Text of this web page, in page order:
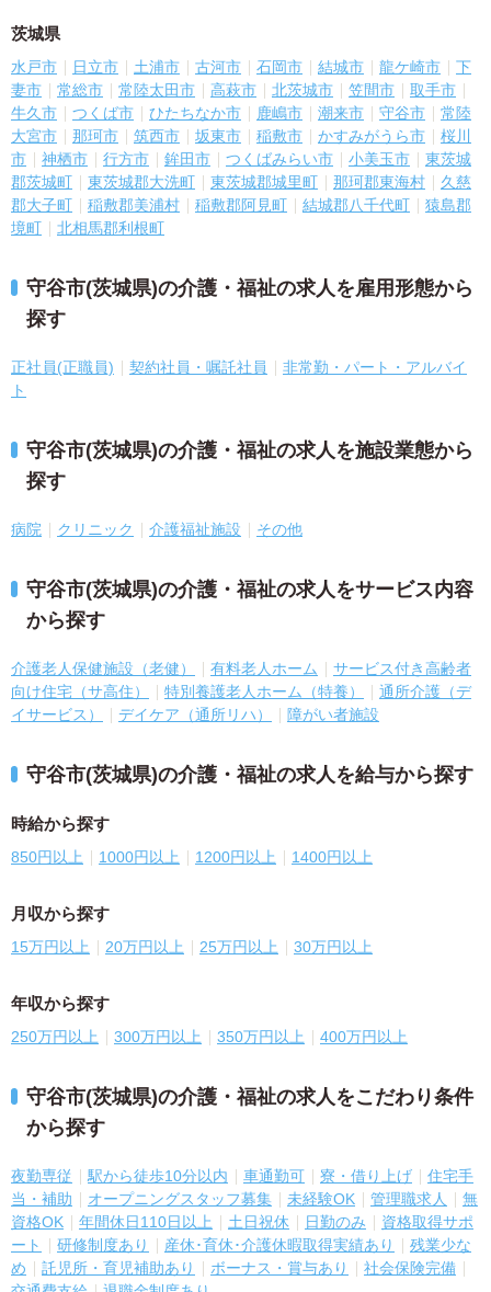
茨城県
水戸市 日立市 土浦市 古河市 石岡市 結城市 龍ケ崎市
下
妻市
常総市 常陸太田市 高萩市 北茨城市 笠間市
取手市
牛久市
つくば市 ひたちなか市 鹿嶋市 潮来市 守谷市
常陸
大宮市
那珂市 筑西市 坂東市 稲敷市 かすみがうら市
桜川
市
神栖市 行方市 鉾田市 つくばみらい市 小美玉市
東茨城
郡茨城町
東茨城郡大洗町 東茨城郡城里町 那珂郡東海村
久慈
郡大子町
稲敷郡美浦村 稲敷郡阿見町 結城郡八千代町
猿島郡
境町
北相馬郡利根町
守谷市(茨城県)の介護・福祉の求人を雇用形態から
探す
正社員(正職員) 契約社員・嘱託社員
非常勤・パート・アルバイ
ト
守谷市(茨城県)の介護・福祉の求人を施設業態から
探す
病院 クリニック 介護福祉施設 その他
守谷市(茨城県)の介護・福祉の求人をサービス内容
から探す
介護老人保健施設（老健） 有料老人ホーム
サービス付き高齢者
向け住宅（サ高住）
特別養護老人ホーム（特養）
通所介護（デ
イサービス）
デイケア（通所リハ） 障がい者施設
守谷市(茨城県)の介護・福祉の求人を給与から探す
時給から探す
850円以上 1000円以上 1200円以上 1400円以上
月収から探す
15万円以上 20万円以上 25万円以上 30万円以上
年収から探す
250万円以上 300万円以上 350万円以上 400万円以上
守谷市(茨城県)の介護・福祉の求人をこだわり条件
から探す
夜勤専従 駅から徒歩10分以内 車通勤可 寮・借り上げ
住宅手
当・補助
オープニングスタッフ募集 未経験OK 管理職求人
無
資格OK
年間休日110日以上 土日祝休 日勤のみ
資格取得サポ
ート
研修制度あり 産休･育休･介護休暇取得実績あり
残業少な
め
託児所・育児補助あり ボーナス・賞与あり
社会保険完備